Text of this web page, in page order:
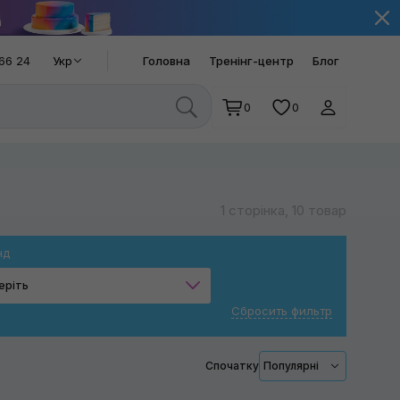
24 Укр Головна Тренінг-центр Блог
0 0
1 сторінка, 10 товар
Сбросить фильтр
Спочатку Популярні